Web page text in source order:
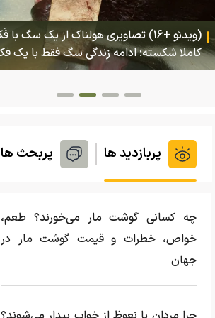
(ویدئو) تولد یک گکوی دو سر در پنسیلوانیا
پربازدید ها پربحث ها
چه کسانی گوشت مار می‌خورند؟ طعم،
خواص، خطرات و قیمت گوشت مار در
جهان